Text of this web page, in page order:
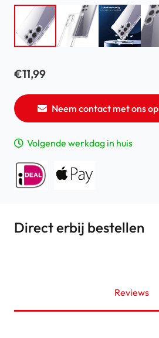
€11,99
Neem contact met ons op
Volgende werkdag in huis
Direct erbij bestellen
Reviews